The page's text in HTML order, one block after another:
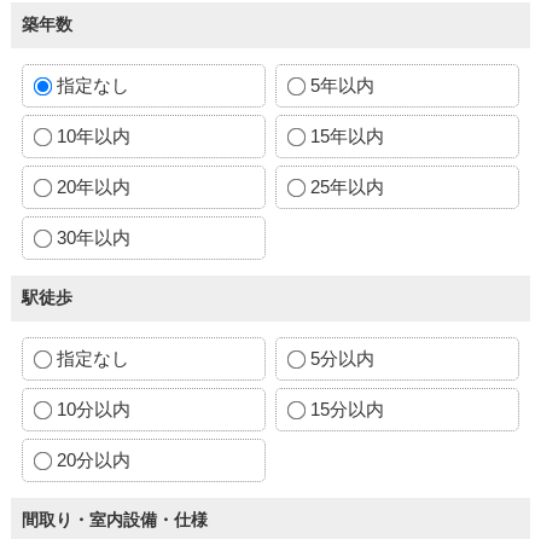
築年数
指定なし 5年以内
10年以内 15年以内
20年以内 25年以内
30年以内
駅徒歩
指定なし 5分以内
10分以内 15分以内
20分以内
間取り・室内設備・仕様